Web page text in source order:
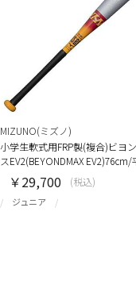
MIZUNO(ミズノ)
小学生軟式用FRP製(複合)ビヨ
スEV2(BEYONDMAX
ジュニア
￥29,700 (税込)